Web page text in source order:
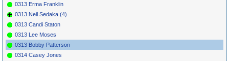
0313 Erma Franklin
0313 Neil Sedaka (4)
0313 Candi Staton
0313 Lee Moses
0313 Bobby Patterson
0314 Casey Jones